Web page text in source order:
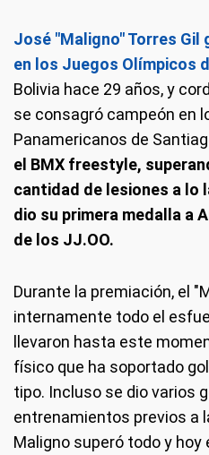
José "Maligno" Torres Gil
en los Juegos Olímpicos
Bolivia hace 29 años, y
se consagró campeón en
Panamericanos de
el BMX freestyle,
cantidad de lesiones a lo
dio su primera medalla a
de los JJ.OO.
Durante la premiación, el
internamente todo el
llevaron hasta este
físico que ha soportado
tipo. Incluso se dio varios
entrenamientos previos a
Maligno superó todo y hoy